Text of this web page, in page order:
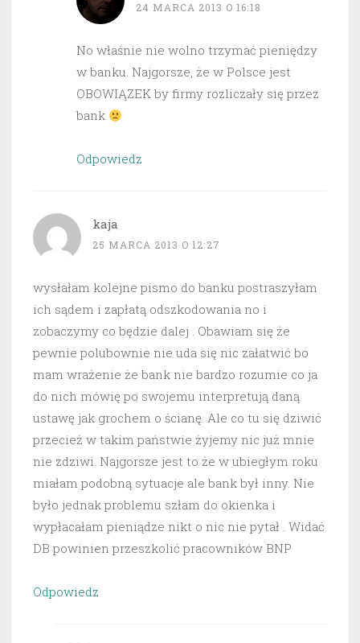
24 MARCA 2013 O 16:18
No właśnie nie wolno trzymać pieniędzy
w banku. Najgorsze, że w Polsce jest
OBOWIĄZEK by firmy rozliczały się przez
bank
Odpowiedz
kaja
25 MARCA 2013 O 12:27
wysłałam kolejne pismo do banku postraszyłam
ich sądem i zapłatą odszkodowania no i
zobaczymy co będzie dalej . Obawiam się że
pewnie polubownie nie uda się nic załatwić bo
mam wrażenie że bank nie bardzo rozumie co ja
do nich mówię po swojemu interpretują daną
ustawę jak grochem o ścianę. Ale co tu się dziwić
przecież w takim państwie żyjemy nic już mnie
nie zdziwi. Najgorsze jest to że w ubiegłym roku
miałam podobną sytuacje ale bank był inny. Nie
było jednak problemu szłam do okienka i
wypłacałam pieniądze nikt o nic nie pytał . Widać
DB powinien przeszkolić pracowników BNP
Odpowiedz